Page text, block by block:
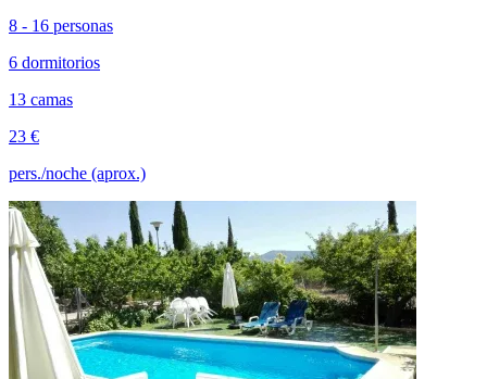
8 - 16 personas
6 dormitorios
13 camas
23 €
pers./noche (aprox.)